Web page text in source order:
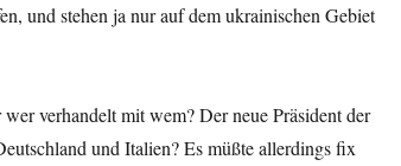
und stehen ja nur auf dem ukrainischen Gebiet
verhandelt mit wem? Der neue Präsident der
und Italien? Es müßte allerdings fix